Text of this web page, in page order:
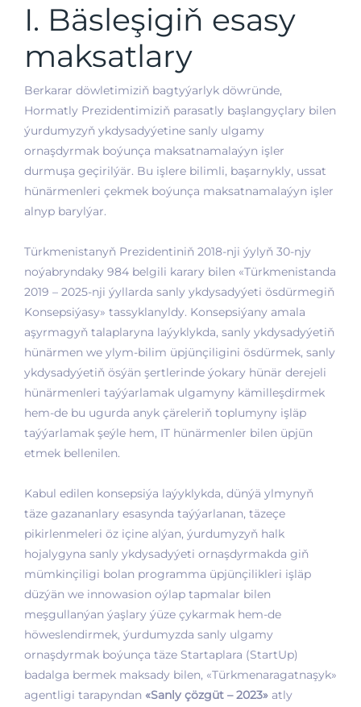
I. Bäsleşigiň esasy
maksatlary
Berkarar döwletimiziň bagtyýarlyk döwründe,
Hormatly Prezidentimiziň parasatly başlangyçlary bilen
ýurdumyzyň ykdysadyýetine sanly ulgamy
ornaşdyrmak boýunça maksatnamalaýyn işler
durmuşa geçirilýär. Bu işlere bilimli, başarnykly, ussat
hünärmenleri çekmek boýunça maksatnamalaýyn işler
alnyp barylýar.
Türkmenistanyň Prezidentiniň 2018-nji ýylyň 30-njy
noýabryndaky 984 belgili karary bilen «Türkmenistanda
2019 – 2025-nji ýyllarda sanly ykdysadyýeti ösdürmegiň
Konsepsiýasy» tassyklanyldy. Konsepsiýany amala
aşyrmagyň talaplaryna laýyklykda, sanly ykdysadyýetiň
hünärmen we ylym-bilim üpjünçiligini ösdürmek, sanly
ykdysadyýetiň ösýän şertlerinde ýokary hünär derejeli
hünärmenleri taýýarlamak ulgamyny kämilleşdirmek
hem-de bu ugurda anyk çäreleriň toplumyny işläp
taýýarlamak şeýle hem, IT hünärmenler bilen üpjün
etmek bellenilen.
Kabul edilen konsepsiýa laýyklykda, dünýä ylmynyň
täze gazananlary esasynda taýýarlanan, täzeçe
pikirlenmeleri öz içine alýan, ýurdumyzyň halk
hojalygyna sanly ykdysadyýeti ornaşdyrmakda giň
mümkinçiligi bolan programma üpjünçilikleri işläp
düzýän we innowasion oýlap tapmalar bilen
meşgullanýan ýaşlary ýüze çykarmak hem-de
höweslendirmek, ýurdumyzda sanly ulgamy
ornaşdyrmak boýunça täze Startaplara (StartUp)
badalga bermek maksady bilen, «Türkmenaragatnaşyk»
agentligi tarapyndan «Sanly çözgüt – 2023» atly